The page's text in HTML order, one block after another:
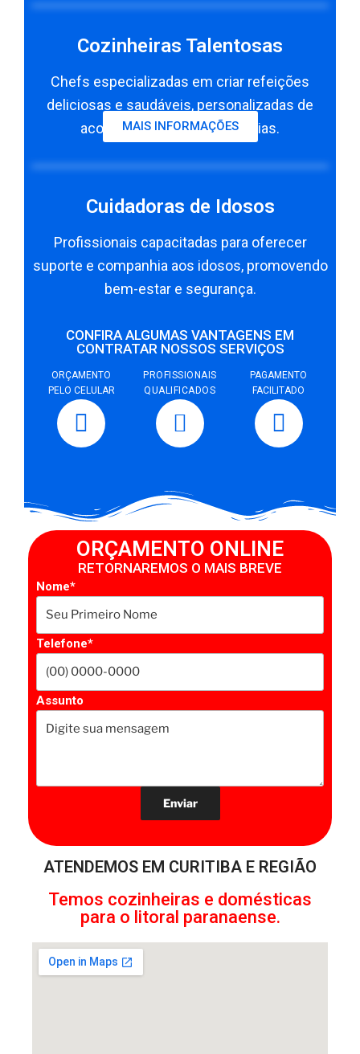
Cozinheiras Talentosas
Chefs especializadas em criar refeições
deliciosas e saudáveis, personalizadas de
acordo com suas preferências.
MAIS INFORMAÇÕES
Cuidadoras de Idosos
Profissionais capacitadas para oferecer
suporte e companhia aos idosos, promovendo
bem-estar e segurança.
CONFIRA ALGUMAS VANTAGENS EM
CONTRATAR NOSSOS SERVIÇOS
ORÇAMENTO
PELO CELULAR
PROFISSIONAIS
QUALIFICADOS
PAGAMENTO
FACILITADO
ORÇAMENTO ONLINE
RETORNAREMOS O MAIS BREVE
Nome*
Telefone*
Assunto
ATENDEMOS EM CURITIBA E REGIÃO
Temos cozinheiras e domésticas
para o litoral paranaense.